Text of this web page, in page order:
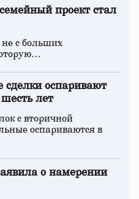
проект стал
не с больших
оспаривают
лет
с вторичной
оспариваются в
о намерении